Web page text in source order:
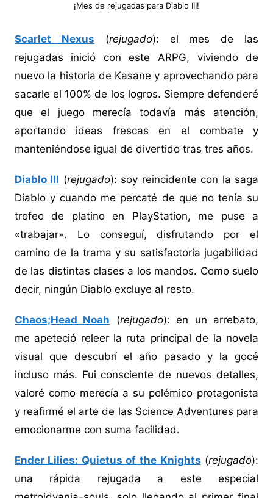
¡Mes de rejugadas para Diablo III!
Scarlet Nexus (rejugado): el mes de las
rejugadas inició con este ARPG, viviendo de
nuevo la historia de Kasane y aprovechando para
sacarle el 100% de los logros. Siempre defenderé
que el juego merecía todavía más atención,
aportando ideas frescas en el combate y
manteniéndose igual de divertido tras tres años.
Diablo III (rejugado): soy reincidente con la saga
Diablo y cuando me percaté de que no tenía su
trofeo de platino en PlayStation, me puse a
«trabajar». Lo conseguí, disfrutando por el
camino de la trama y su satisfactoria jugabilidad
de las distintas clases a los mandos. Como suelo
decir, ningún Diablo excluye al resto.
Chaos;Head Noah (rejugado): en un arrebato,
me apeteció releer la ruta principal de la novela
visual que descubrí el año pasado y la gocé
incluso más. Fui consciente de nuevos detalles,
valoré como merecía a su polémico protagonista
y reafirmé el arte de las Science Adventures para
emocionarme con suma facilidad.
Ender Lilies: Quietus of the Knights (rejugado):
una rápida rejugada a este especial